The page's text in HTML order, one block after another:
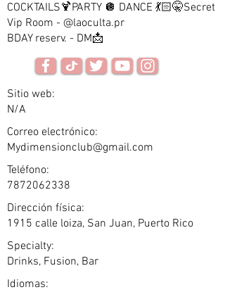
COCKTAILS🍹PARTY 🪩 DANCE 💃🏻🤫Secret
Vip Room - @laoculta.pr
BDAY reserv. - DM📩
Sitio web:
N/A
Correo electrónico:
Mydimensionclub@gmail.com
Teléfono:
7872062338
Dirección física:
1915 calle loiza, San Juan, Puerto Rico
Specialty:
Drinks, Fusion, Bar
Idiomas: